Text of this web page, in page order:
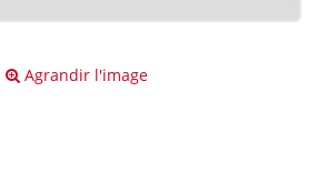
Agrandir l'image